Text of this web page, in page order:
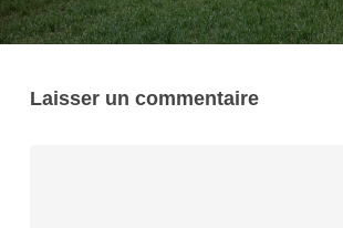
Laisser un commentaire